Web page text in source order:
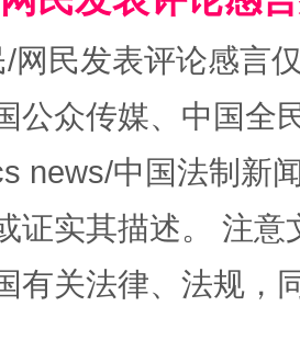
优化重塑工作
的“隐身衣” 如何以
网民发表评论感言
公众传媒、中国全
news/中国法制新
证实其描述。 注
有关法律、法规，